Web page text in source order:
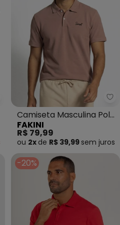
- Camisa Polo em Malha
Camiseta Masculina Polo
Piquet (Marrom)
FAKINI
R$ 79,99
ou 2x de R$ 39,99 sem juros
-20%